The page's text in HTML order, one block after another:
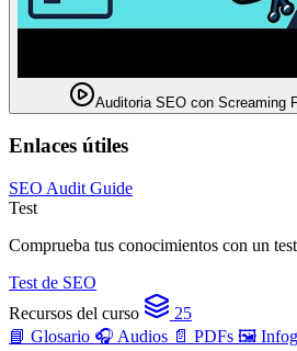
Auditoria SEO con Screaming
Enlaces útiles
SEO Audit Guide
Test
Comprueba tus conocimientos con un
Test de SEO
Recursos del curso
25
📘 Glosario 🎧 Audios 📄 PDFs 🖼️